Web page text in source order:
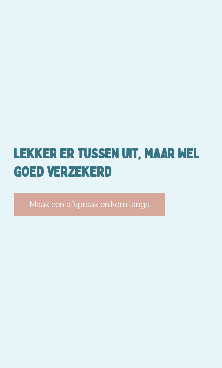
LEKKER ER TUSSEN UIT, MAAR WEL
GOED VERZEKERD
Maak een afspraak en kom langs